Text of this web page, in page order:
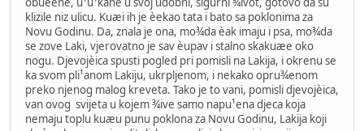
klizile niz ulicu. Kuæi ih je èekao tata i bato sa poklonima za
Novu Godinu. Da, znala je ona, mo¾da èak imaju i psa, mo¾da
se zove Laki, vjerovatno je sav èupav i stalno skakuæe oko
nogu. Djevojèica spusti pogled pri pomisli na Lakija, i okrenu se
ka svom pli¹anom Lakiju, ukrpljenom, i nekako opru¾enom
preko njenog malog kreveta. Tako je to vani, pomisli djevojèica,
van ovog svijeta u kojem ¾ive samo napu¹ena djeca koja
nemaju toplu kuæu punu poklona za Novu Godinu, Lakija koji